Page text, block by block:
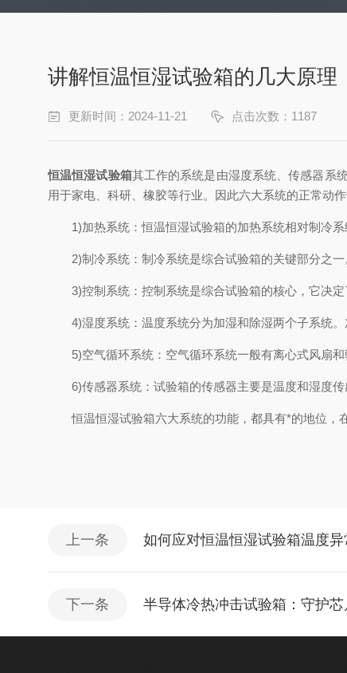
讲解恒温恒湿试验箱的几大原理
更新时间：2024-11-21 点击次数：1187
恒温恒湿试验箱其工作的系统是由湿度系统、传感器系
用于家电、科研、橡胶等行业。因此六大系统的正常动
1)加热系统：恒温恒湿试验箱的加热系统相对制冷系
2)制冷系统：制冷系统是综合试验箱的关键部分之一
3)控制系统：控制系统是综合试验箱的核心，它决定
4)湿度系统：温度系统分为加湿和除湿两个子系统。
5)空气循环系统：空气循环系统一般有离心式风扇和
6)传感器系统：试验箱的传感器主要是温度和湿度传
恒温恒湿试验箱六大系统的功能，都具有*的地位，
上一条 如何应对恒温恒湿试验箱温度
下一条 半导体冷热冲击试验箱：守护